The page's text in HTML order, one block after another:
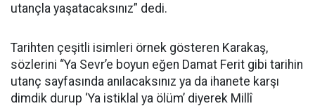
utançla yaşatacaksınız” dedi.
Tarihten çeşitli isimleri örnek gösteren Karakaş,
sözlerini “Ya Sevr’e boyun eğen Damat Ferit gibi tarihin
utanç sayfasında anılacaksınız ya da ihanete karşı
dimdik durup ‘Ya istiklal ya ölüm’ diyerek Millî